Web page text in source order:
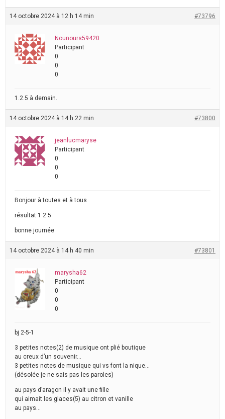
14 octobre 2024 à 12 h 14 min #73796
Nounours59420
Participant
0
0
0
1.2.5 à demain.
14 octobre 2024 à 14 h 22 min #73800
jeanlucmaryse
Participant
0
0
0
Bonjour à toutes et à tous
résultat 1 2 5
bonne journée
14 octobre 2024 à 14 h 40 min #73801
marysha62
Participant
0
0
0
bj 2-5-1
3 petites notes(2) de musique ont plié boutique
au creux d’un souvenir…
3 petites notes de musique qui vs font la nique…
(désolée je ne sais pas les paroles)
au pays d’aragon il y avait une fille
qui aimait les glaces(5) au citron et vanille
au pays…